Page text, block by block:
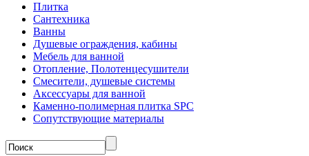
Плитка
Сантехника
Ванны
Душевые ограждения, кабины
Мебель для ванной
Отопление, Полотенцесушители
Смесители, душевые системы
Аксессуары для ванной
Каменно-полимерная плитка SPC
Сопутствующие материалы